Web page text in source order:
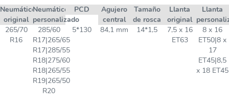
Neumático
original
Neumático
personalizado
PCD
Agujero
central
Tamaño
de rosca
Llanta
original
Llanta
265/70
R16
285/60
R17|265/65
R17|285/55
R18|275/60
R18|265/55
R19|265/50
R20
5*130 84,1 mm 14*1,5
7,5 x 16
ET63
8 x 16
ET50|8 x
17
ET45|8,5
x 18 ET45